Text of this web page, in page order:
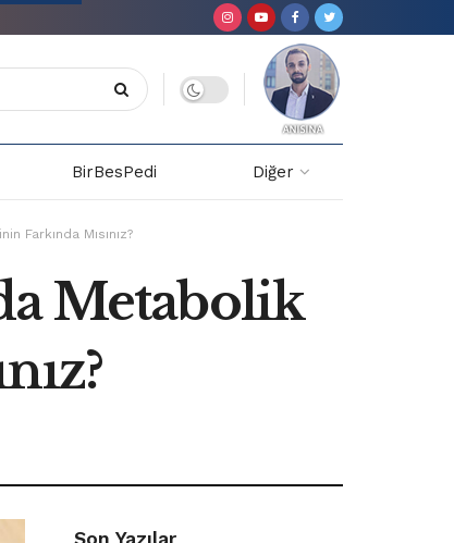
BirBesPedi Diğer
Farkında Mısınız?
Metabolik
Son Yazılar